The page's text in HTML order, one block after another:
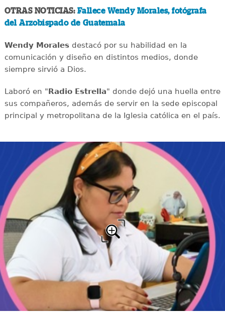
OTRAS NOTICIAS: Fallece Wendy Morales, fotógrafa
del Arzobispado de Guatemala
Wendy Moralesdestacó por su habilidad en la
comunicación y diseño en distintos medios, donde
siempre sirvió a Dios.
Laboró en " Radio Estrella" donde dejó una huella entre
sus compañeros, además de servir en la sede episcopal
principal y metropolitana de la Iglesia católica en el país.